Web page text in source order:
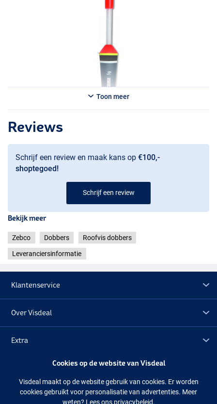
Je hebt keuze uit de volgende opties:
- Zebco Breeklicht Dobber Special 7g
- Zebco Breeklicht Dobber Special 10g
Toon meer
Reviews
Schrijf een review en maak kans op €100,-
shoptegoed!
Schrijf een review
Bekijk meer
Zebco Dobbers Roofvis dobbers
Leveranciersinformatie
Klantenservice
Over Visdeal
Extra
Facebook Instagram
Cookies op de website van Visdeal
Visdeal maakt op de website gebruik van cookies. Er worden
cookies gebruikt voor personalisatie van advertenties. Meer
weten? Lees ons privacybeleid.